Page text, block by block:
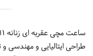
طراحی ایتالیایی و